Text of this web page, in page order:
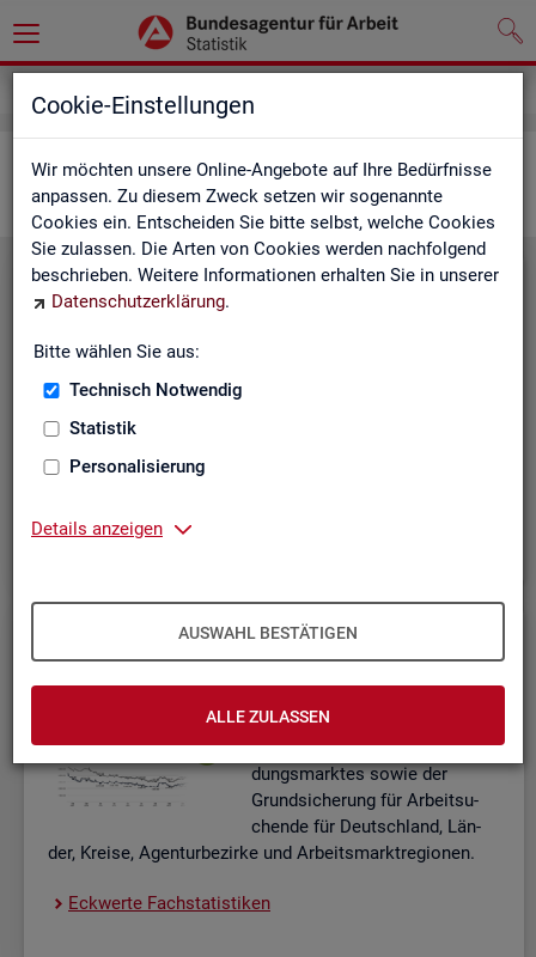
Cookie-Einstellungen
Wir möchten unsere Online-Angebote auf Ihre Bedürfnisse
anpassen. Zu diesem Zweck setzen wir sogenannte
Cookies ein. Entscheiden Sie bitte selbst, welche Cookies
Sie zulassen. Die Arten von Cookies werden nachfolgend
beschrieben. Weitere Informationen erhalten Sie in unserer
Datenschutzerklärung.
Bitte wählen Sie aus:
Technisch Notwendig
Statistik
Personalisierung
Details anzeigen
AUSWAHL BESTÄTIGEN
ALLE ZULASSEN
Ar­beits­markt im Über­blick
Eck­wer­te Ar­beits­markt
Eck­wer­te Ar­beits­markt
Eck­wer­te Fach­sta­tis­ti­ken
bel­len zu den ak­tu­el­len Eck­
wer­ten des Ar­beits- und Aus­bil­
dungs­mark­tes sowie der
Grund­si­che­rung für Ar­beit­su­
chen­de für Deutsch­land, Län­
der, Krei­se, Agen­tur­be­zir­ke und Ar­beits­markt­re­gio­nen.
Eck­wer­te Fach­sta­tis­ti­ken